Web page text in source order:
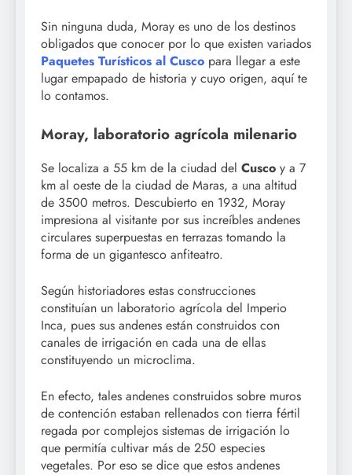
Sin ninguna duda, Moray es uno de los destinos
obligados que conocer por lo que existen variados
Paquetes Turísticos al Cusco para llegar a este
lugar empapado de historia y cuyo origen, aquí te
lo contamos.
Moray, laboratorio agrícola milenario
Se localiza a 55 km de la ciudad del Cusco y a 7
km al oeste de la ciudad de Maras, a una altitud
de 3500 metros. Descubierto en 1932, Moray
impresiona al visitante por sus increíbles andenes
circulares superpuestas en terrazas tomando la
forma de un gigantesco anfiteatro.
Según historiadores estas construcciones
constituían un laboratorio agrícola del Imperio
Inca, pues sus andenes están construidos con
canales de irrigación en cada una de ellas
constituyendo un microclima.
En efecto, tales andenes construidos sobre muros
de contención estaban rellenados con tierra fértil
regada por complejos sistemas de irrigación lo
que permitía cultivar más de 250 especies
vegetales. Por eso se dice que estos andenes